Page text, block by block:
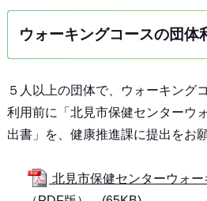
ウォーキングコースの団体
５人以上の団体で、ウォーキング
利用前に「北見市保健センターウ
出書」を、健康推進課に提出をお
北見市保健センターウォ